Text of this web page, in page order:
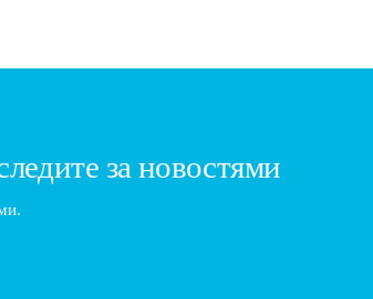
за новостями